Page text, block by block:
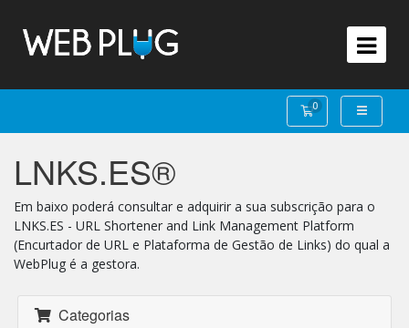
0Carrinho de
LNKS.ES®
Em baixo poderá consultar e adquirir a sua subscrição para o
LNKS.ES - URL Shortener and Link Management Platform
(Encurtador de URL e Plataforma de Gestão de Links) do qual a
WebPlug é a gestora.
Categorias